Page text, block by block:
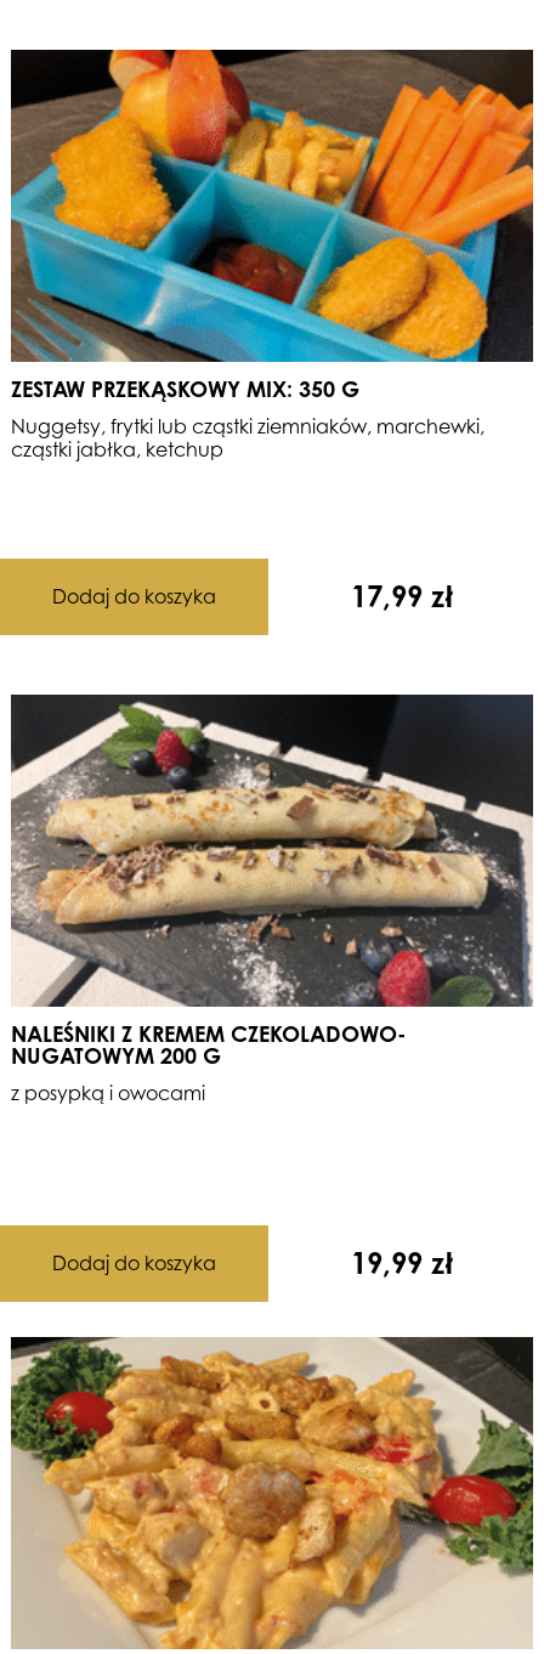
ZESTAW PRZEKĄSKOWY MIX: 350 G
Nuggetsy, frytki lub cząstki ziemniaków, marchewki,
cząstki jabłka, ketchup
17,99 zł
Dodaj do koszyka
NALEŚNIKI Z KREMEM CZEKOLADOWO-
NUGATOWYM 200 G
z posypką i owocami
19,99 zł
Dodaj do koszyka